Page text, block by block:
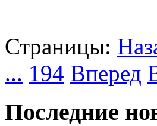
Страницы:
... 194 Вперед
Последние